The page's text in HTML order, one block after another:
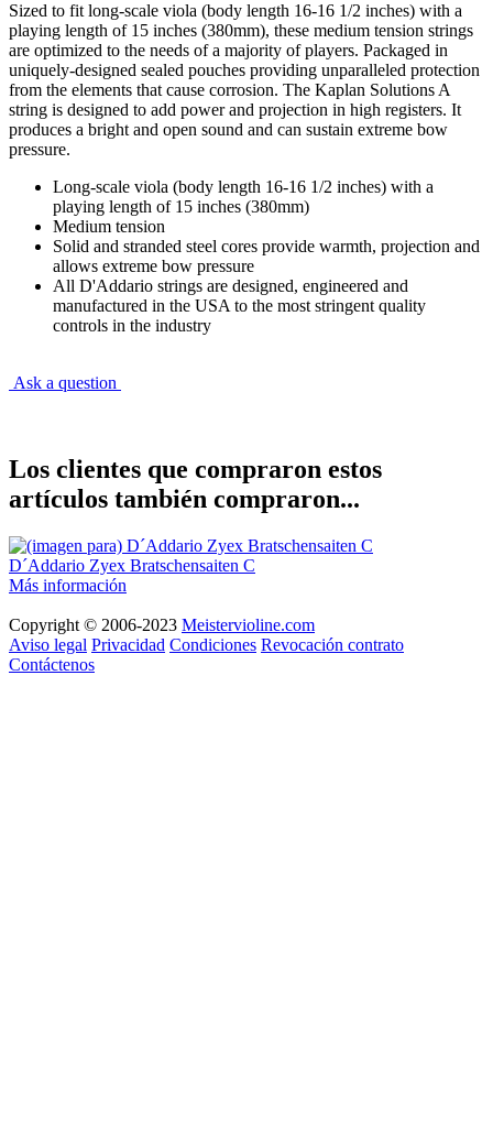
Sized to fit long-scale viola (body length 16-16 1/2 inches) with a
playing length of 15 inches (380mm), these medium tension strings
are optimized to the needs of a majority of players. Packaged in
uniquely-designed sealed pouches providing unparalleled protection
from the elements that cause corrosion. The Kaplan Solutions A
string is designed to add power and projection in high registers. It
produces a bright and open sound and can sustain extreme bow
pressure.
Long-scale viola (body length 16-16 1/2 inches) with a
playing length of 15 inches (380mm)
Medium tension
Solid and stranded steel cores provide warmth, projection and
allows extreme bow pressure
All D'Addario strings are designed, engineered and
manufactured in the USA to the most stringent quality
controls in the industry
Ask a question
Los clientes que compraron estos
artículos también compraron...
D´Addario Zyex Bratschensaiten C
Más información
Copyright © 2006-2023 Meistervioline.com
Aviso legal Privacidad Condiciones Revocación contrato
Contáctenos